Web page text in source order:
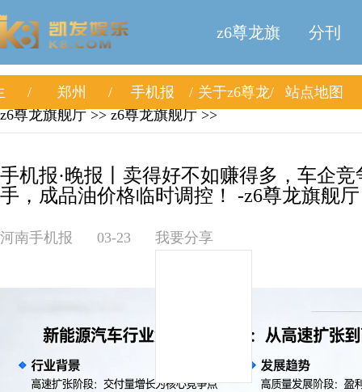
z6尊龙旗
舰厅
分刊
郑州 手机报 关于z6尊龙
站点地图
z6尊龙旗舰厅 >> z6尊龙旗舰厅 >>
手机报·晚报丨卖得好不如赚得多，车企
手，成品油价格临时调控！ -z6尊龙旗舰厅
河南手机报 03-23 我要分享